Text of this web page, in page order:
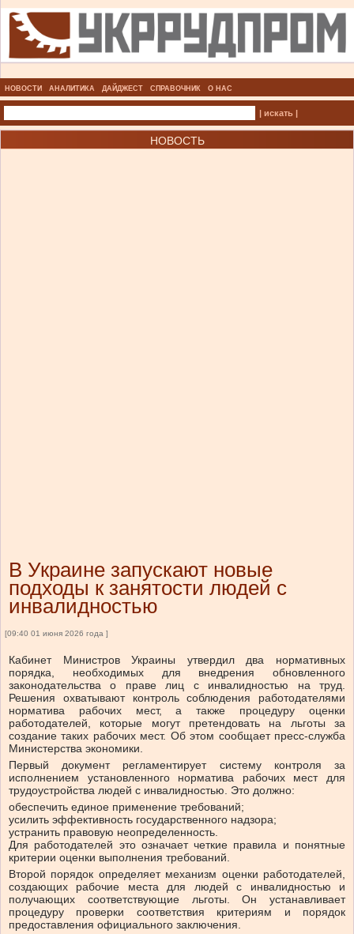
НОВОСТИ АНАЛИТИКА ДАЙДЖЕСТ СПРАВОЧНИК О НАС
| искать |
НОВОСТЬ
В Украине запускают новые
подходы к занятости людей с
инвалидностью
[09:40 01 июня 2026 года ]
Кабинет Министров Украины утвердил два нормативных
порядка, необходимых для внедрения обновленного
законодательства о праве лиц с инвалидностью на труд.
Решения охватывают контроль соблюдения работодателями
норматива рабочих мест, а также процедуру оценки
работодателей, которые могут претендовать на льготы за
создание таких рабочих мест. Об этом сообщает пресс-служба
Министерства экономики.
Первый документ регламентирует систему контроля за
исполнением установленного норматива рабочих мест для
трудоустройства людей с инвалидностью. Это должно:
обеспечить единое применение требований;
усилить эффективность государственного надзора;
устранить правовую неопределенность.
Для работодателей это означает четкие правила и понятные
критерии оценки выполнения требований.
Второй порядок определяет механизм оценки работодателей,
создающих рабочие места для людей с инвалидностью и
получающих соответствующие льготы. Он устанавливает
процедуру проверки соответствия критериям и порядок
предоставления официального заключения.